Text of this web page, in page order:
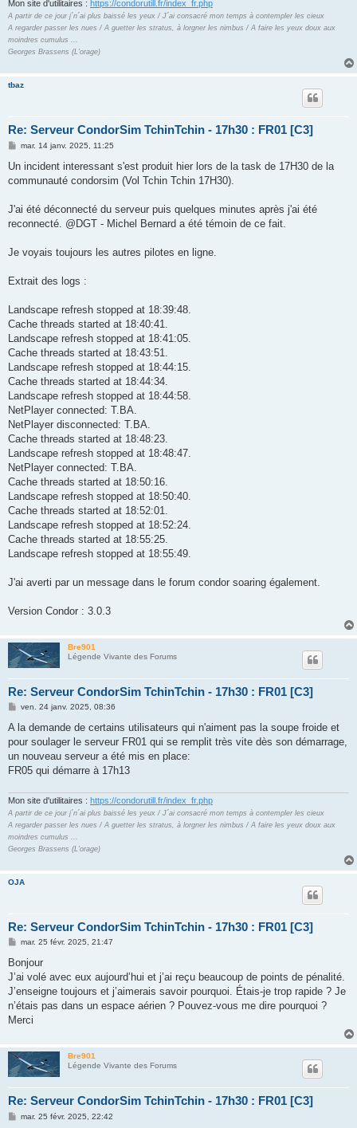
Mon site d'utilitaires : https://condorutill.fr/index_fr.php
A partir de ce jour j´n´ai plus baissé les yeux / J´ai consacré mon temps à contempler les cieux
A regarder passer les nues / A guetter les stratus, à lorgner les nimbus / A faire les yeux doux aux
moindres cumulus ...
Georges Brassens (L'orage)
tbaz
Re: Serveur CondorSim TchinTchin - 17h30 : FR01 [C3]
M
s
a
mar. 14 janv. 2025, 11:25
Un incident interessant s'est produit hier lors de la task de 17H30 de la
communauté condorsim (Vol Tchin Tchin 17H30).
J'ai été déconnecté du serveur puis quelques minutes après j'ai été
reconnecté. @DGT - Michel Bernard a été témoin de ce fait.
Je voyais toujours les autres pilotes en ligne.
Extrait des logs :
Landscape refresh stopped at 18:39:48.
Cache threads started at 18:40:41.
Landscape refresh stopped at 18:41:05.
Cache threads started at 18:43:51.
Landscape refresh stopped at 18:44:15.
Cache threads started at 18:44:34.
Landscape refresh stopped at 18:44:58.
NetPlayer connected: T.BA.
NetPlayer disconnected: T.BA.
Cache threads started at 18:48:23.
Landscape refresh stopped at 18:48:47.
NetPlayer connected: T.BA.
Cache threads started at 18:50:16.
Landscape refresh stopped at 18:50:40.
Cache threads started at 18:52:01.
Landscape refresh stopped at 18:52:24.
Cache threads started at 18:55:25.
Landscape refresh stopped at 18:55:49.
J'ai averti par un message dans le forum condor soaring également.
Version Condor : 3.0.3
Bre901
Légende Vivante des Forums
Re: Serveur CondorSim TchinTchin - 17h30 : FR01 [C3]
M
s
a
g
ven. 24 janv. 2025, 08:36
A la demande de certains utilisateurs qui n'aiment pas la soupe froide et
pour soulager le serveur FR01 qui se remplit très vite dès son démarrage,
un nouveau serveur a été mis en place:
FR05 qui démarre à 17h13
Mon site d'utilitaires : https://condorutill.fr/index_fr.php
A partir de ce jour j´n´ai plus baissé les yeux / J´ai consacré mon temps à contempler les cieux
A regarder passer les nues / A guetter les stratus, à lorgner les nimbus / A faire les yeux doux aux
moindres cumulus ...
Georges Brassens (L'orage)
OJA
Re: Serveur CondorSim TchinTchin - 17h30 : FR01 [C3]
M
s
a
g
mar. 25 févr. 2025, 21:47
Bonjour
J’ai volé avec eux aujourd’hui et j’ai reçu beaucoup de points de pénalité.
J’enseigne toujours et j’aimerais savoir pourquoi. Étais-je trop rapide ? Je
n’étais pas dans un espace aérien ? Pouvez-vous me dire pourquoi ?
Merci
Bre901
Légende Vivante des Forums
Re: Serveur CondorSim TchinTchin - 17h30 : FR01 [C3]
Mmar. 25 févr. 2025, 22:42